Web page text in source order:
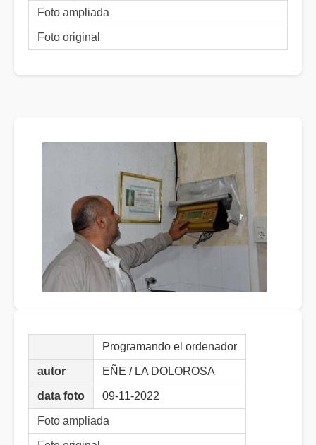
Foto ampliada
Foto original
Programando el ordenador
autor EÑE / LA DOLOROSA
data foto 09-11-2022
Foto ampliada